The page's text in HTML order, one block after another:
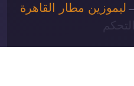
ليموزين مطار القاهرة